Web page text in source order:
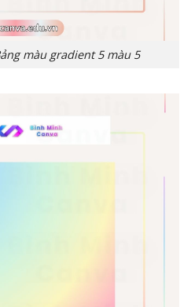
màu gradient 5 màu 5